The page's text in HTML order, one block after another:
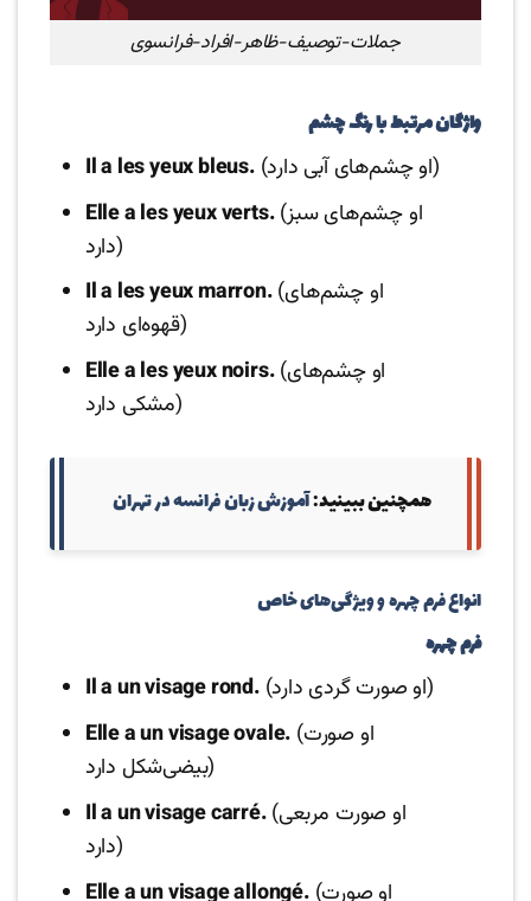
جملات-توصیف-ظاهر-افراد-فرانسوی
واژگان مرتبط با رنگ چشم
Il a les yeux bleus.
(او چشم‌های آبی دارد)
Elle a les yeux verts.(او چشم‌های سبز
دارد)
Il a les yeux marron.(او چشم‌های
قهوه‌ای دارد)
Elle a les yeux noirs.(او چشم‌های
مشکی دارد)
همچنین ببینید:آموزش زبان فرانسه در تهران
انواع فرم چهره و ویژگی‌های خاص
فرم چهره
Il a un visage rond.
(او صورت گردی دارد)
Elle a un visage ovale. (او صورت
بیضی‌شکل دارد)
Il a un visage carré.(او صورت مربعی
دارد)
Elle a un visage allongé.(او صورت